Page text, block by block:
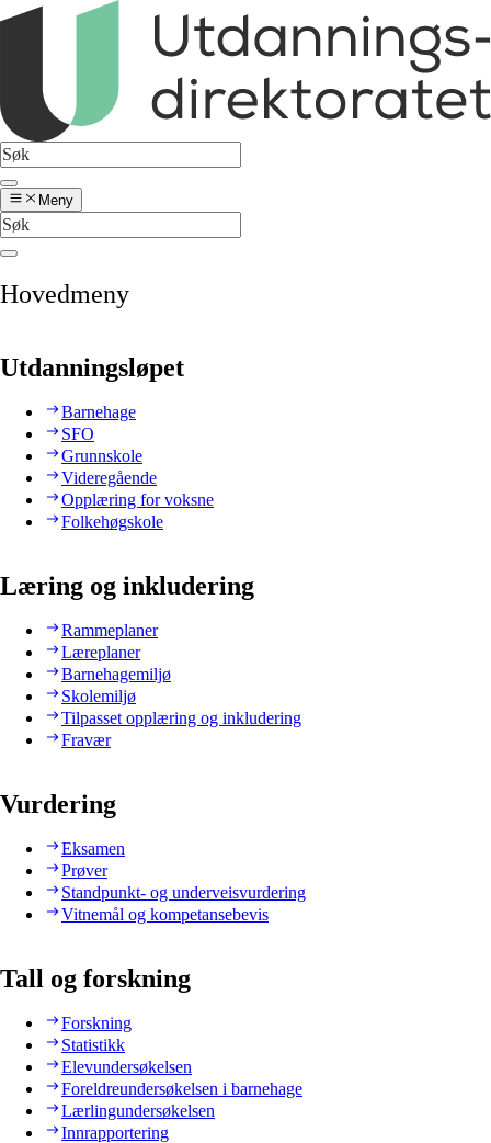
Meny
Hovedmeny
Utdanningsløpet
Barnehage
SFO
Grunnskole
Videregående
Opplæring for voksne
Folkehøgskole
Læring og inkludering
Rammeplaner
Læreplaner
Barnehagemiljø
Skolemiljø
Tilpasset opplæring og inkludering
Fravær
Vurdering
Eksamen
Prøver
Standpunkt- og underveisvurdering
Vitnemål og kompetansebevis
Tall og forskning
Forskning
Statistikk
Elevundersøkelsen
Foreldreundersøkelsen i barnehage
Lærlingundersøkelsen
Innrapportering